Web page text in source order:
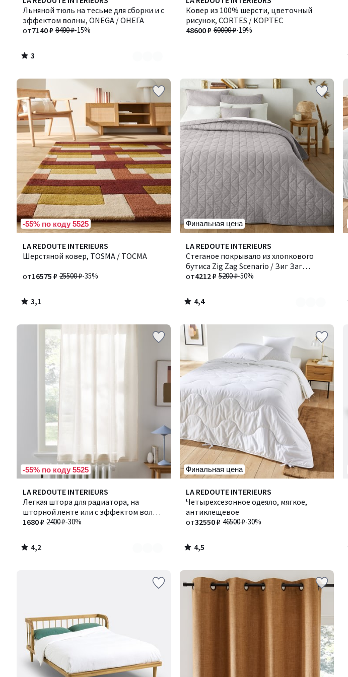
Льняной тюль на тесьме для сборки и с
эффектом волны, ONEGA / ОНЕГА
8400 ₽-15%
от7140 ₽
/
5
цветов:
4
3
/
Ковер из 100% шерсти, цветочный
рисунок, CORTES / КОРТЕС
60000 ₽-19%
48600 ₽
-55% по коду 5525
LA REDOUTE INTERIEURS
Шерстяной ковер, TOSMA / ТОСМА
25500 ₽-35%
от16575 ₽
3,1
/ 5
3,1
/
Финальная цена
LA REDOUTE INTERIEURS
Стеганое покрывало из хлопкового
бутиса Zig Zag Scenario / Зиг Заг
Сценарио5200 ₽-50%
от4212 ₽
4,4
/ 5
Количество
цветов:
7
4,4
/
-55% по коду 5525
LA REDOUTE INTERIEURS
Легкая штора для радиатора, на
шторной ленте или с эффектом волны,
NYONG / НЬОНГ
2400 ₽-30%
1680 ₽
4,2
/ 5
Количество
цветов:
2
4,2
/
Финальная цена
LA REDOUTE INTERIEURS
Четырехсезонное одеяло, мягкое,
антиклещевое
46500 ₽-30%
от32550 ₽
4,5
/ 5
4,5
/